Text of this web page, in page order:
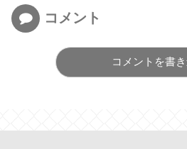
コメント
コメントを書